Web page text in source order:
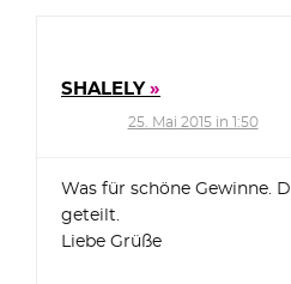
SHALELY
25. Mai 2015 in 1:50
Was für schöne Gewinne.
geteilt.
Liebe Grüße